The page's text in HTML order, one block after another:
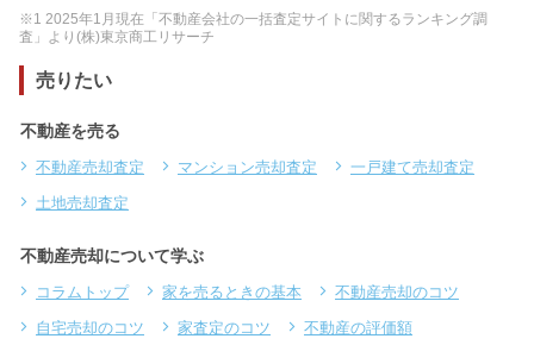
※1 2025年1月現在「不動産会社の一括査定サイトに関するランキング調
査」より(株)東京商工リサーチ
売りたい
不動産を売る
不動産売却査定 マンション売却査定
一戸建て売却査定
土地売却査定
不動産売却について学ぶ
コラムトップ 家を売るときの基本
不動産売却のコツ
自宅売却のコツ
家査定のコツ
不動産の評価額